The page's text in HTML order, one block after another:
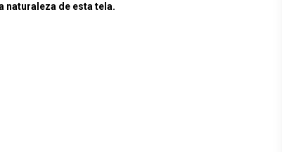
naturaleza de esta tela.